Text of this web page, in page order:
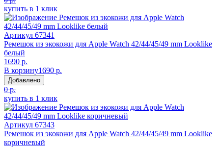
купить в 1 клик
Артикул 67341
Ремешок из экокожи для Apple Watch 42/44/45/49 mm Looklike
белый
1690 р.
В корзину1690 р.
Добавлено
0 р.
купить в 1 клик
Артикул 67343
Ремешок из экокожи для Apple Watch 42/44/45/49 mm Looklike
коричневый